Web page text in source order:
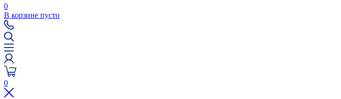
0
В корзине пусто
0